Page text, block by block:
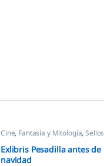
Cine, Fantasía y Mitología,Sellos
Ex Libris
Exlibris Pesadilla antes de
navidad